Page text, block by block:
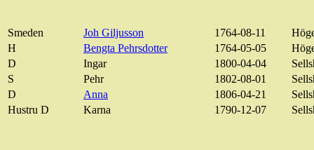
Smeden Joh Giljusson 1764-08-11
H
Bengta Pehrsdotter 1764-05-05
D
Ingar 1800-04-04
S
Pehr 1802-08-01
D
Anna 1806-04-21
Hustru D
Karna 1790-12-07